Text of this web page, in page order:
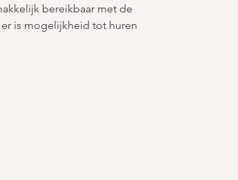
bereikbaar met de
is mogelijkheid tot huren